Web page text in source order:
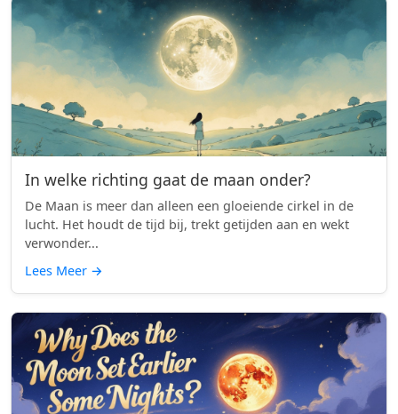
In welke richting gaat de maan onder?
De Maan is meer dan alleen een gloeiende cirkel in de
lucht. Het houdt de tijd bij, trekt getijden aan en wekt
verwonder...
Lees Meer →